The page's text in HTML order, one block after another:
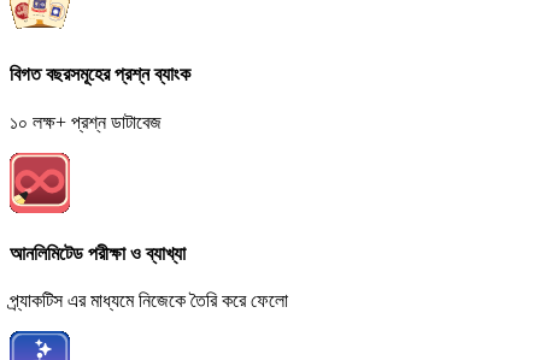
বিগত বছরসমূহের প্রশ্ন ব্যাংক
১০ লক্ষ+ প্রশ্ন ডাটাবেজ
আনলিমিটেড পরীক্ষা ও ব্যাখ্যা
প্র্যাকটিস এর মাধ্যমে নিজেকে তৈরি করে ফেলো